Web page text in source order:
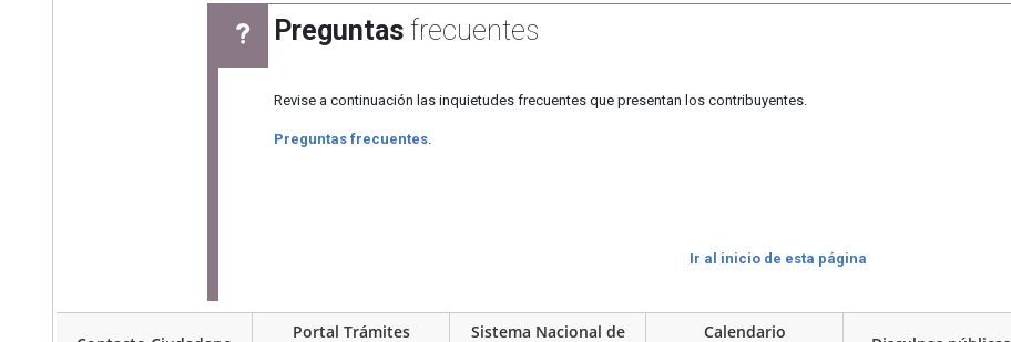
Preguntas frecuentes
Revise a continuación las inquietudes frecuentes que presentan los contribuyentes.
Preguntas frecuentes.
Ir al inicio de esta página
Portal Trámites Sistema Nacional de Calendario